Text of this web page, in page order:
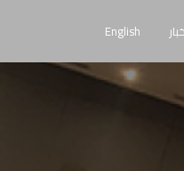
English